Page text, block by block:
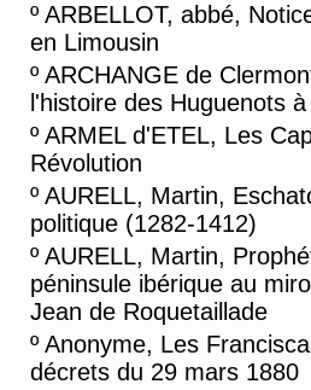
º ARBELLOT, abbé,
en Limousin
º ARCHANGE de
l'histoire des Huguenots
º ARMEL d'ETEL, Les
Révolution
º AURELL, Martin,
politique (1282-1412)
º AURELL, Martin,
péninsule ibérique au
Jean de Roquetaillade
º Anonyme, Les
décrets du 29 mars 1880